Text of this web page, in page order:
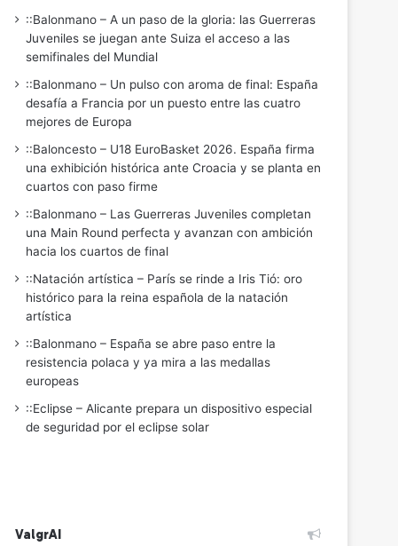
::Balonmano – A un paso de la gloria: las Guerreras
Juveniles se juegan ante Suiza el acceso a las
semifinales del Mundial
::Balonmano – Un pulso con aroma de final: España
desafía a Francia por un puesto entre las cuatro
mejores de Europa
::Baloncesto – U18 EuroBasket 2026. España firma
una exhibición histórica ante Croacia y se planta en
cuartos con paso firme
::Balonmano – Las Guerreras Juveniles completan
una Main Round perfecta y avanzan con ambición
hacia los cuartos de final
::Natación artística – París se rinde a Iris Tió: oro
histórico para la reina española de la natación
artística
::Balonmano – España se abre paso entre la
resistencia polaca y ya mira a las medallas
europeas
::Eclipse – Alicante prepara un dispositivo especial
de seguridad por el eclipse solar
ValgrAI